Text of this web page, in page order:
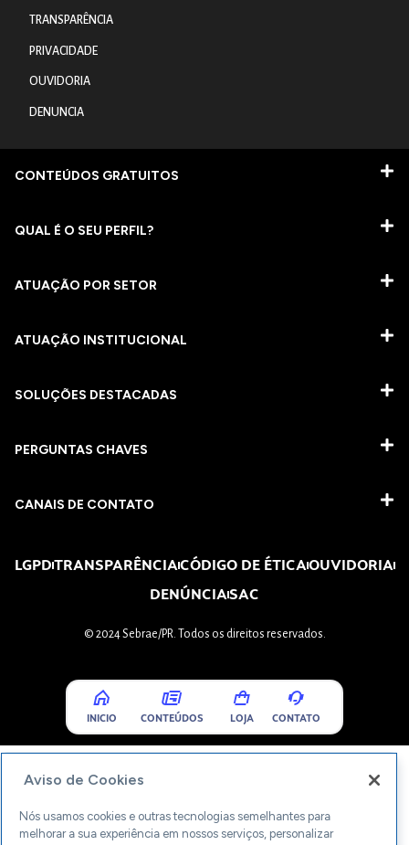
TRANSPARÊNCIA
PRIVACIDADE
OUVIDORIA
DENUNCIA
CONTEÚDOS GRATUITOS
QUAL É O SEU PERFIL?
ATUAÇÃO POR SETOR
ATUAÇÃO INSTITUCIONAL
SOLUÇÕES DESTACADAS
PERGUNTAS CHAVES​
CANAIS DE CONTATO
LGPDTRANSPARÊNCIACÓDIGO DE ÉTICAOUVIDORIA
DENÚNCIASAC
© 2024 Sebrae/PR. Todos os direitos reservados.
INICIO CONTEÚDOS LOJA CONTATO
Aviso de Cookies
Nós usamos cookies e outras tecnologias semelhantes para
melhorar a sua experiência em nossos serviços, personalizar